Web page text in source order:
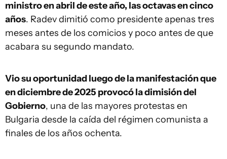
ministro en abril de este año, las octavas en cinco
años. Radev dimitió como presidente apenas tres
meses antes de los comicios y poco antes de que
acabara su segundo mandato.
Vio su oportunidad luego de la manifestación que
en diciembre de 2025 provocó la dimisión del
Gobierno, una de las mayores protestas en
Bulgaria desde la caída del régimen comunista a
finales de los años ochenta.